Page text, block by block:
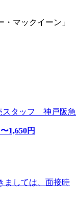
マックイーン」
スタッフ 神戸阪急
1,650円
ましては、面接時